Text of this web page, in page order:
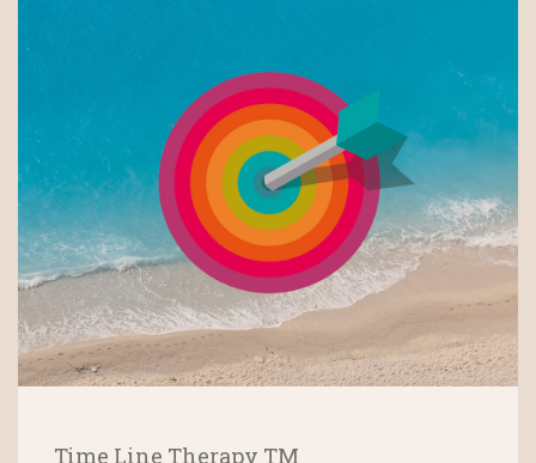
Time Line Therapy TM